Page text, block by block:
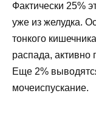
Фактически 25%
уже из желудка.
тонкого
распада, активно
Еще 2%
мочеиспускание.